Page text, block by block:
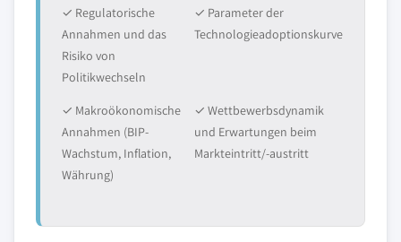
✓ Regulatorische
Annahmen und das
Risiko von
Politikwechseln
✓ Parameter der
Technologieadoptionskurve
✓ Makroökonomische
Annahmen (BIP-
Wachstum, Inflation,
Währung)
✓ Wettbewerbsdynamik
und Erwartungen beim
Markteintritt/-austritt